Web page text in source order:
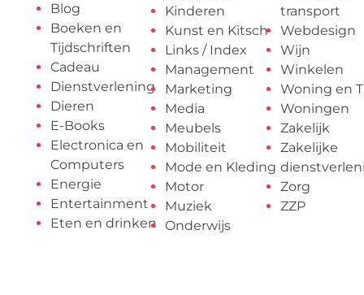
Blog
Boeken en
Tijdschriften
Cadeau
Dienstverlening
Dieren
E-Books
Electronica en
Computers
Energie
Entertainment
Eten en drinken
Kinderen
Kunst en Kitsch
Links / Index
Management
Marketing
Media
Meubels
Mobiliteit
Mode en Kleding
Motor
Muziek
Onderwijs
transport
Webdesign
Wijn
Winkelen
Woning en
Woningen
Zakelijk
Zakelijke
Zorg
ZZP